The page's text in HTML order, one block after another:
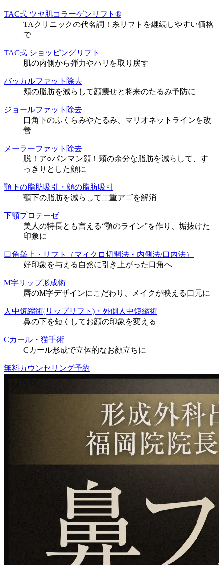
TAC式 ツヤ肌コラーゲンリフト®
TAクリニックの代名詞！糸リフトを継続しやすい価格
で
TAC式 ショッピングリフト
肌の内側から弾力やハリを取り戻す
バッカルファット除去
頬の脂肪を減らして顔痩せと将来のたるみ予防に
ジョールファット除去
口角下のふくらみやたるみ、マリオネットラインを改
善
メーラーファット除去
脱！ア○パンマン顔！頬の余分な脂肪を減らして、す
っきりとした顔に
顎下の脂肪吸引・顔の脂肪吸引
顎下の脂肪を減らして二重アゴを解消
下顎プロテーゼ
美人の特長とも言える“顎のライン”を作り、垢抜けた
印象に
口角挙上・リフト（マイクロ切開法・内側法/口内法）
好印象を与える自然に引き上がった口角へ
M字リップ形成術
唇のM字デザインにこだわり、メイクが映える口元に
人中短縮術(リップリフト)・外側人中短縮術
鼻の下を短くしてお顔の印象を変える
Cカール・猫手術
Cカール形成で立体的なお顔立ちに
無料カウンセリング予約